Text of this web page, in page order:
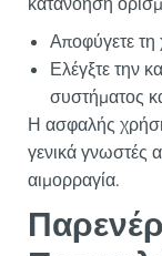
Αποφύγετε τη
Ελέγξτε την
συστήματος
Η ασφαλής
γενικά γνωστές
αιμορραγία.